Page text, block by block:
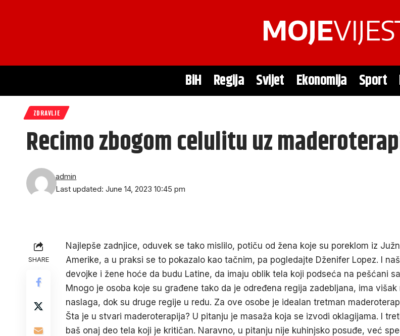
BiH Regija Svijet Ekonomija Sport
ZDRAVLJE
Recimo zbogom celulitu uz
Last updated: June 14, 2023 10:45 pm
admin
SHARE
Najlepše zadnjice, oduvek se tako mislilo, potiču od žena koje su poreklom iz
Amerike, a u praksi se to pokazalo kao tačnim, pa pogledajte Dženifer Lopez. I
devojke i žene hoće da budu Latine, da imaju oblik tela koji podseća na pešćani
Mnogo je osoba koje su građene tako da je određena regija zadebljana, ima višak
naslaga, dok su druge regije u redu. Za ove osobe je idealan tretman
Šta je u stvari maderoterapija? U pitanju je masaža koja se izvodi oklagijama. I
baš onaj deo tela koji je kritičan. Naravno, u pitanju nije kuhinjsko posuđe, već